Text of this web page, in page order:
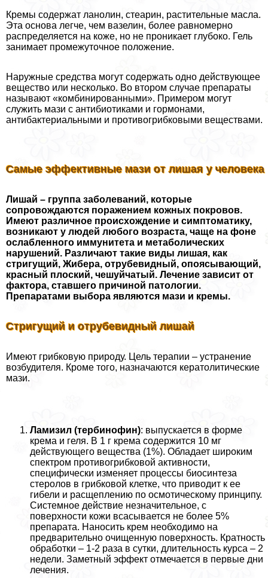
Кремы содержат ланолин, стеарин, растительные масла.
Эта основа легче, чем вазелин, более равномерно
распределяется на коже, но не проникает глубоко. Гель
занимает промежуточное положение.
Наружные средства могут содержать одно действующее
вещество или несколько. Во втором случае препараты
называют «комбинированными». Примером могут
служить мази с антибиотиками и гормонами,
антибактериальными и противогрибковыми веществами.
Самые эффективные мази от лишая у человека
Лишай – группа заболеваний, которые
сопровождаются поражением кожных покровов.
Имеют различное происхождение и симптоматику,
возникают у людей любого возраста, чаще на фоне
ослабленного иммунитета и метаболических
нарушений. Различают такие виды лишая, как
стригущий, Жибера, отрубевидный, опоясывающий,
красный плоский, чешуйчатый. Лечение зависит от
фактора, ставшего причиной патологии.
Препаратами выбора являются мази и кремы.
Стригущий и отрубевидный лишай
Имеют грибковую природу. Цель терапии – устранение
возбудителя. Кроме того, назначаются кератолитические
мази.
Ламизил (тербинофин): выпускается в форме
крема и геля. В 1 г крема содержится 10 мг
действующего вещества (1%). Обладает широким
спектром противогрибковой активности,
специфически изменяет процессы биосинтеза
стеролов в грибковой клетке, что приводит к ее
гибели и расщеплению по осмотическому принципу.
Системное действие незначительное, с
поверхности кожи всасывается не более 5%
препарата. Наносить крем необходимо на
предварительно очищенную поверхность. Кратность
обработки – 1-2 раза в сутки, длительность курса – 2
недели. Заметный эффект отмечается в первые дни
лечения.